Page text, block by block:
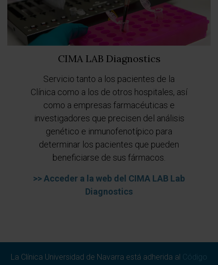
CIMA LAB Diagnostics
Servicio tanto a los pacientes de la
Clínica como a los de otros hospitales, así
como a empresas farmacéuticas e
investigadores que precisen del análisis
genético e inmunofenotípico para
determinar los pacientes que pueden
beneficiarse de sus fármacos.
>> Acceder a la web del CIMA LAB Lab
Diagnostics
La Clínica Universidad de Navarra está adherida al Código